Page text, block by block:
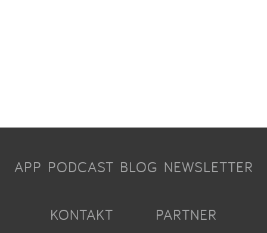
APP PODCAST BLOG NEWSLETTER
KONTAKT PARTNER